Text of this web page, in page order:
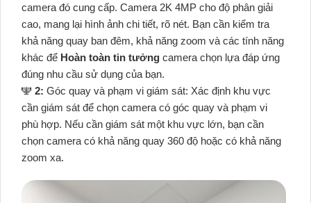
camera đó cung cấp. Camera 2K 4MP cho độ phân giải
cao, mang lại hình ảnh chi tiết, rõ nét. Bạn cần kiểm tra
khả năng quay ban đêm, khả năng zoom và các tính năng
khác để Hoàn toàn tin tưởng camera chọn lựa đáp ứng
đúng nhu cầu sử dụng của bạn.
️🕎 2: Góc quay và phạm vi giám sát: Xác định khu vực
cần giám sát để chọn camera có góc quay và phạm vi
phù hợp. Nếu cần giám sát một khu vực lớn, bạn cần
chọn camera có khả năng quay 360 độ hoặc có khả năng
zoom xa.